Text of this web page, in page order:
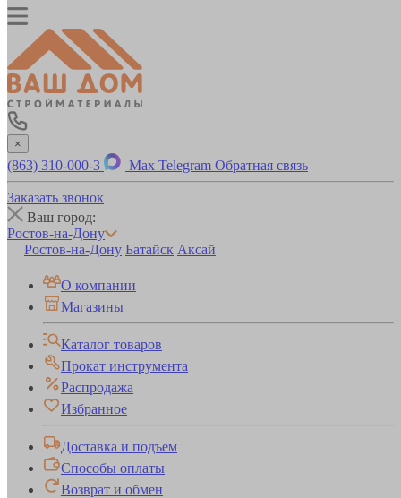
×
(863) 310-000-3 Max Telegram Обратная связь
Заказать звонок
Ваш город:
Ростов-на-Дону
Ростов-на-Дону Батайск Аксай
О компании
Магазины
Каталог товаров
Прокат инструмента
Распродажа
Избранное
Доставка и подъем
Способы оплаты
Возврат и обмен